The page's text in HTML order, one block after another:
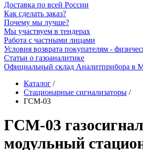
Доставка по всей России
Как сделать заказ?
Почему мы лучше?
Мы участвуем в тендерах
Работа с частными лицами
Условия возврата покупателям -
Статьи о газоаналитике
Официальный склад Аналитприбора в
Каталог /
Стационарные сигнализаторы /
ГСМ-03
ГСМ-03
модульный